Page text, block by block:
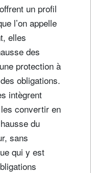
un profil
l’on appelle
elles
des
protection à
obligations.
intègrent
convertir en
du
sans
qui y est